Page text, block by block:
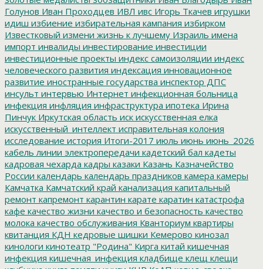
Голунов Иван Проходцев ИВЛ ивс Игорь Ткачев игрушки
идиш избиение избирательная кампания избирком
Известковый измени жизнь к лучшему Израиль имена
импорт инвалиды инвестирование инвестиции
инвестиционные проекты индекс самоизоляции индекс
человеческого развития индексация инновационное
развитие иностранные государства инспектор ДПС
инсульт интервью Интернет инфекционная больница
инфекция инфляция инфраструктура ипотека Ирина
Пинчук Иркутская область иск искусственная елка
искусственный_интеллект исправительная колония
исследование история Итоги-2017 июль июнь июнь_2026
кабель линии электропередачи кадетский бал кадеты
кадровая чехарда кадры казаки Казань Казначейство
России календарь календарь праздников камера камеры
Камчатка Камчатский край канализация капитальный
ремонт капремонт карантин карате каратин катастрофа
кафе качество жизни качество и безопасность качество
молока качество обслуживания Кванториум квартиры
квитанция КДН кедровые шишки Кемерово кинозал
кинологи кинотеатр "Родина" Кирга китай кишечная
инфекция кишечная_инфекция кладбище клещ клещи